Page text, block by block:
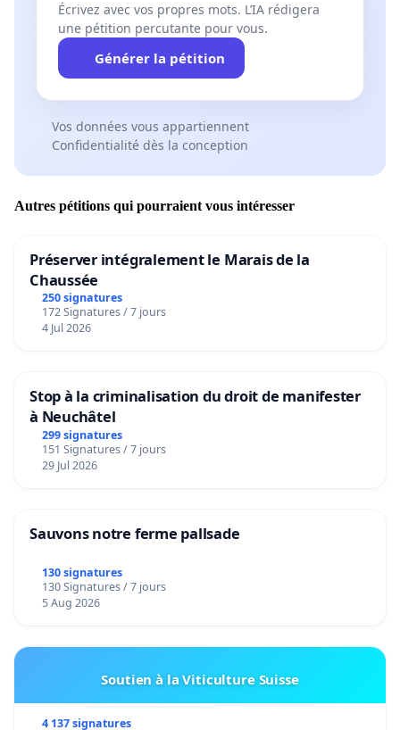
Écrivez avec vos propres mots. L’IA rédigera
une pétition percutante pour vous.
Générer la pétition
Vos données vous appartiennent
Confidentialité dès la conception
Autres pétitions qui pourraient vous intéresser
Préserver intégralement le Marais de la
Chaussée
250 signatures
172 Signatures / 7 jours
4 Jul 2026
Stop à la criminalisation du droit de manifester
à Neuchâtel
299 signatures
151 Signatures / 7 jours
29 Jul 2026
Sauvons notre ferme pallsade
130 signatures
130 Signatures / 7 jours
5 Aug 2026
Soutien à la Viticulture Suisse
4 137 signatures